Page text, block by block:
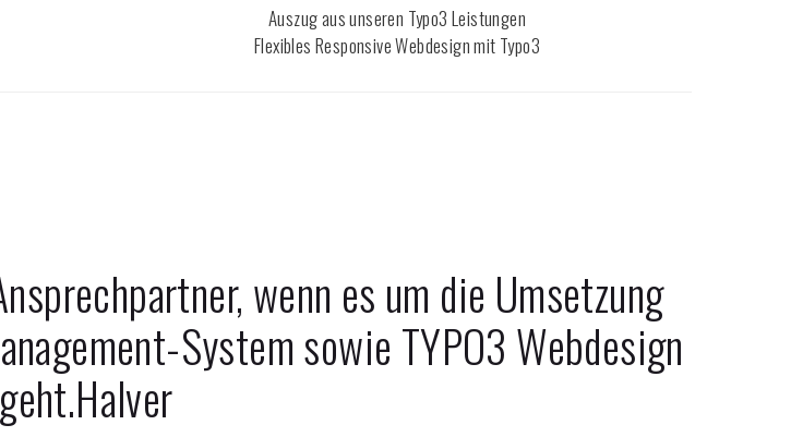
Auszug aus unseren Typo3 Leistungen
Flexibles Responsive Webdesign mit Typo3
wenn es um die Umsetzung
System sowie TYPO3 Webdesign
geht.Halver